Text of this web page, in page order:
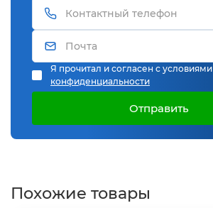
Я прочитал и согласен с условиями
конфиденциальности
Отправить
Похожие товары